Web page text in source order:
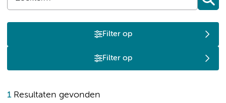
Filter op
Filter op
1Resultaten gevonden